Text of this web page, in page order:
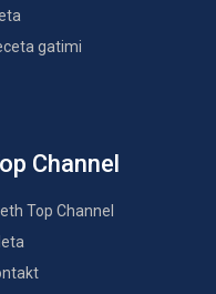
gatimi
Channel
Top Channel